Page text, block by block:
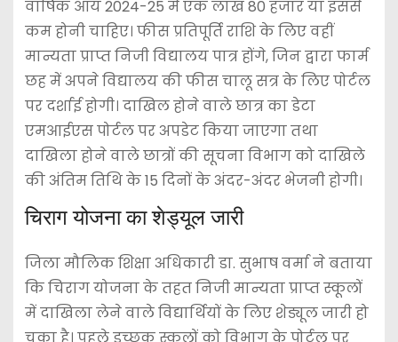
वार्षिक आय 2024-25 में एक लाख 80 हजार या इससे
कम होनी चाहिए। फीस प्रतिपूर्ति राशि के लिए वहीं
मान्यता प्राप्त निजी विद्यालय पात्र होंगे, जिन द्वारा फार्म
छह में अपने विद्यालय की फीस चालू सत्र के लिए पोर्टल
पर दर्शाई होगी। दाखिल होने वाले छात्र का डेटा
एमआईएस पोर्टल पर अपडेट किया जाएगा तथा
दाखिला होने वाले छात्रों की सूचना विभाग को दाखिले
की अंतिम तिथि के 15 दिनों के अंदर-अंदर भेजनी होगी।
चिराग योजना का शेड्यूल जारी
जिला मौलिक शिक्षा अधिकारी डा. सुभाष वर्मा ने बताया
कि चिराग योजना के तहत निजी मान्यता प्राप्त स्कूलों
में दाखिला लेने वाले विद्यार्थियों के लिए शेड्यूल जारी हो